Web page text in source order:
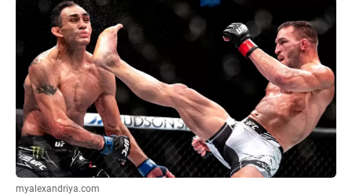
myalexandriya.com